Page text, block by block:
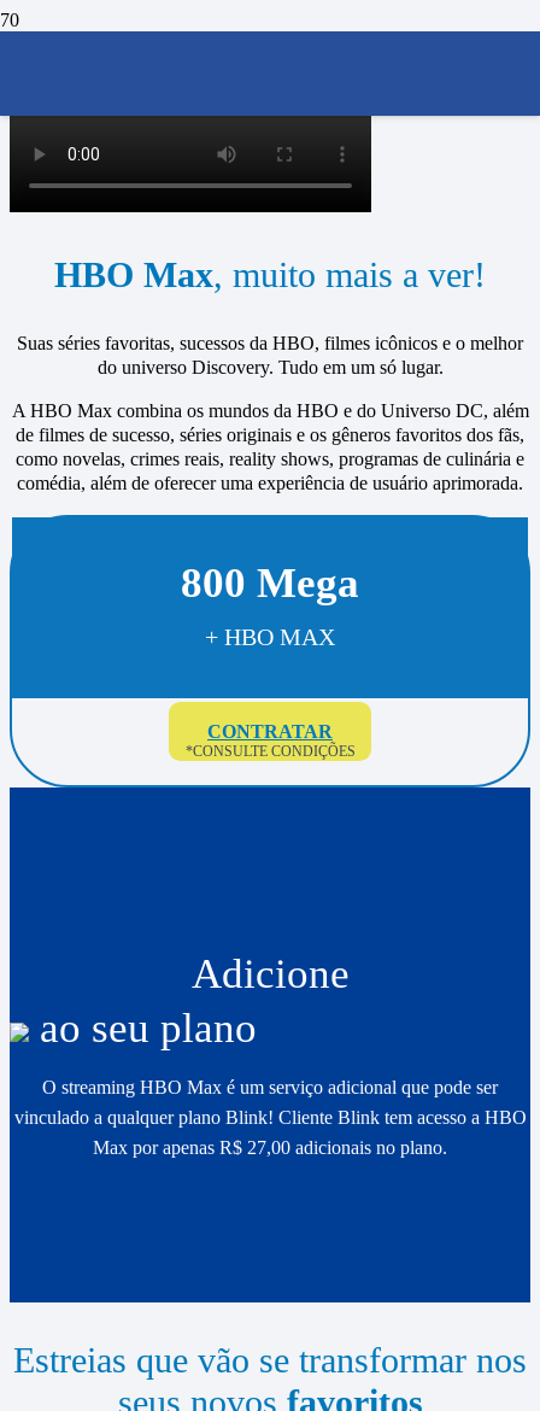
HBO Max, muito mais a ver!
Suas séries favoritas, sucessos da HBO, filmes icônicos e o melhor
do universo Discovery. Tudo em um só lugar.
A HBO Max combina os mundos da HBO e do Universo DC, além
de filmes de sucesso, séries originais e os gêneros favoritos dos fãs,
como novelas, crimes reais, reality shows, programas de culinária e
comédia, além de oferecer uma experiência de usuário aprimorada.
800 Mega
+ HBO MAX
CONTRATAR
*CONSULTE CONDIÇÕES
Adicione
ao seu plano
O streaming HBO Max é um serviço adicional que pode ser
vinculado a qualquer plano Blink! Cliente Blink tem acesso a HBO
Max por apenas R$ 27,00 adicionais no plano.
Estreias que vão se transformar nos
seus novos favoritos